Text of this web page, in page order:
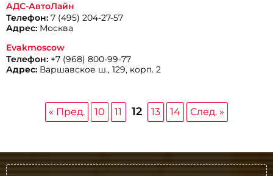
АДС-АвтоЛайн
Телефон: 7 (495) 204-27-57
Адрес: Москва
Evakmoscow
Телефон: +7 (968) 800-99-77
Адрес: Варшавское ш., 129, корп. 2
« Пред. 10 11 12 13 14 След. »